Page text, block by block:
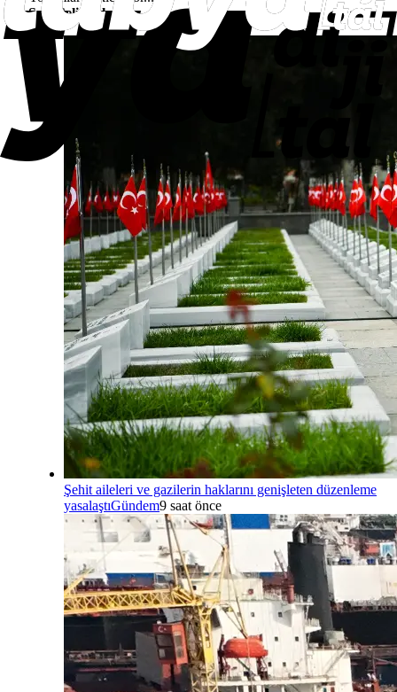
Son Gelişmeler
Şehit aileleri ve gazilerin haklarını genişleten düzenleme
yasalaştıGündem9 saat önce